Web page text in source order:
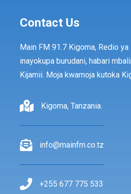
Contact Us
Main FM 91.7 Kigoma, Redio
inayokupa burudani, habari
Kijamii. Moja kwamoja kutoka
Kigoma, Tanzania.
info@mainfm.co.tz
+255 677 775 533